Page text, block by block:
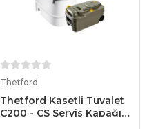
Thetford
Thetford Kasetli Tuvalet
C200 - CS Servis Kapağı